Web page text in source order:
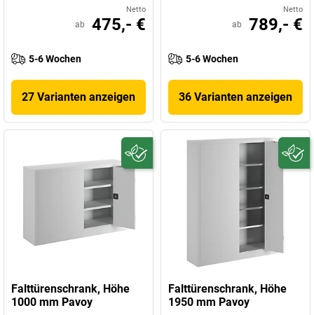
Netto
ab 475,- €
5-6 Wochen
27 Varianten anzeigen
Netto
ab 789,- €
5-6 Wochen
36 Varianten anzeigen
Falttürenschrank, Höhe
1000 mm Pavoy
Falttürenschrank, Höhe
1950 mm Pavoy